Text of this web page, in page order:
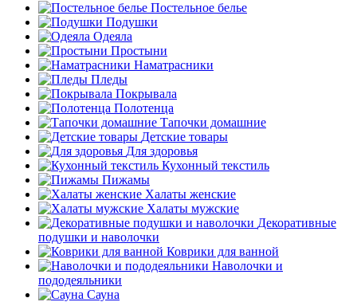
Постельное белье
Подушки
Одеяла
Простыни
Наматрасники
Пледы
Покрывала
Полотенца
Тапочки домашние
Детские товары
Для здоровья
Кухонный текстиль
Пижамы
Халаты женские
Халаты мужские
Декоративные
подушки и наволочки
Коврики для ванной
Наволочки и
пододеяльники
Сауна